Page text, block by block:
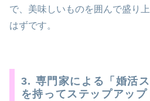
で、美味しいものを囲んで盛り
はずです。
3. 専門家による「婚活
を持ってステップアップ